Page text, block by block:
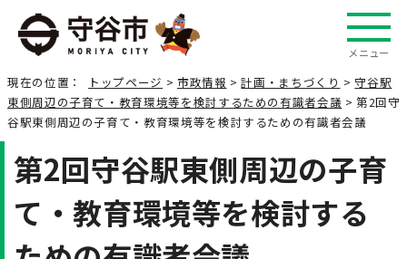
メニュー
現在の位置： トップページ > 市政情報 >計画・まちづくり >守谷駅
東側周辺の子育て・教育環境等を検討するための有識者会議 > 第2回守
谷駅東側周辺の子育て・教育環境等を検討するための有識者会議
第2回守谷駅東側周辺の子育
て・教育環境等を検討する